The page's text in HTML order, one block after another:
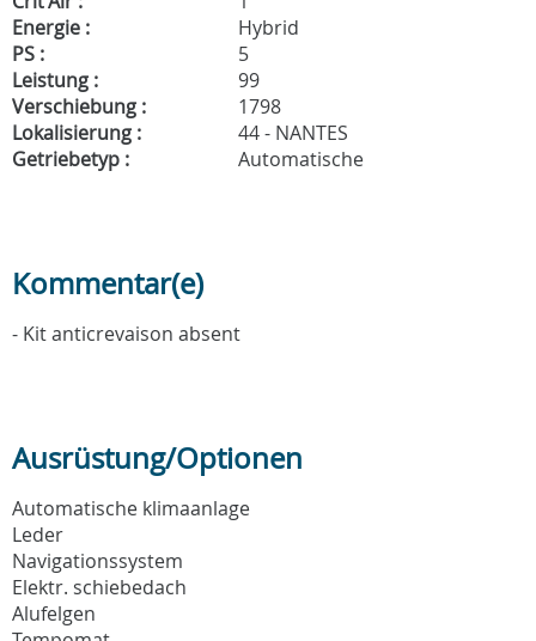
Energie :
Hybrid
PS :
5
Leistung :
99
Verschiebung :
1798
Lokalisierung :
44 - NANTES
Getriebetyp :
Automatische
Kommentar(e)
- Kit anticrevaison absent
Ausrüstung/Optionen
Automatische klimaanlage
Leder
Navigationssystem
Elektr. schiebedach
Alufelgen